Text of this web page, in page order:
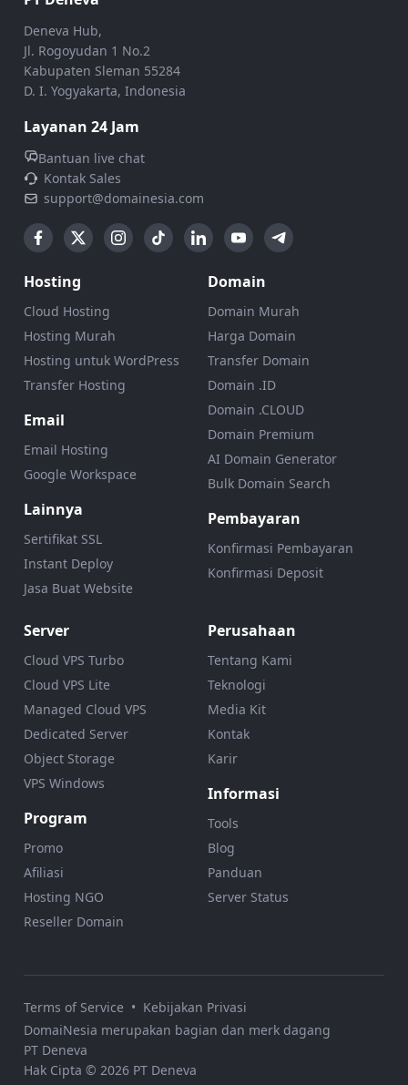
Deneva Hub,
Jl. Rogoyudan 1 No.2
Kabupaten Sleman 55284
D. I. Yogyakarta, Indonesia
Layanan 24 Jam
Bantuan live chat
Kontak Sales
support@domainesia.com
Hosting
Cloud Hosting
Hosting Murah
Hosting untuk WordPress
Transfer Hosting
Email
Email Hosting
Google Workspace
Lainnya
Sertifikat SSL
Instant Deploy
Jasa Buat Website
Domain
Domain Murah
Harga Domain
Transfer Domain
Domain .ID
Domain .CLOUD
Domain Premium
AI Domain Generator
Bulk Domain Search
Pembayaran
Konfirmasi Pembayaran
Konfirmasi Deposit
Server
Cloud VPS Turbo
Cloud VPS Lite
Managed Cloud VPS
Dedicated Server
Object Storage
VPS Windows
Program
Promo
Afiliasi
Hosting NGO
Reseller Domain
Perusahaan
Tentang Kami
Teknologi
Media Kit
Kontak
Karir
Informasi
Tools
Blog
Panduan
Server Status
Terms of Service • Kebijakan Privasi
DomaiNesia merupakan bagian dan merk dagang
PT Deneva
Hak Cipta © 2026 PT Deneva